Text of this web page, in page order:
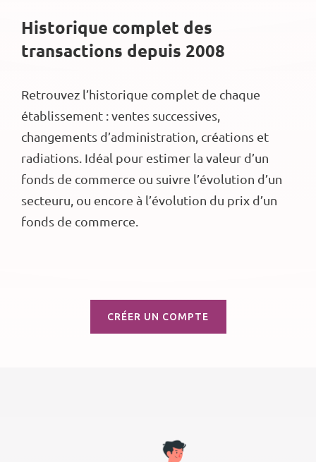
Historique complet des
transactions depuis 2008
Retrouvez l’historique complet de chaque
établissement : ventes successives,
changements d’administration, créations et
radiations. Idéal pour estimer la valeur d’un
fonds de commerce ou suivre l’évolution d’un
secteuru, ou encore à l’évolution du prix d’un
fonds de commerce.
CRÉER UN COMPTE